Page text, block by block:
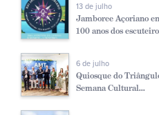
13 de julho
Jamboree Açoriano
100 anos dos
6 de julho
Quiosque do
Semana Cultural...